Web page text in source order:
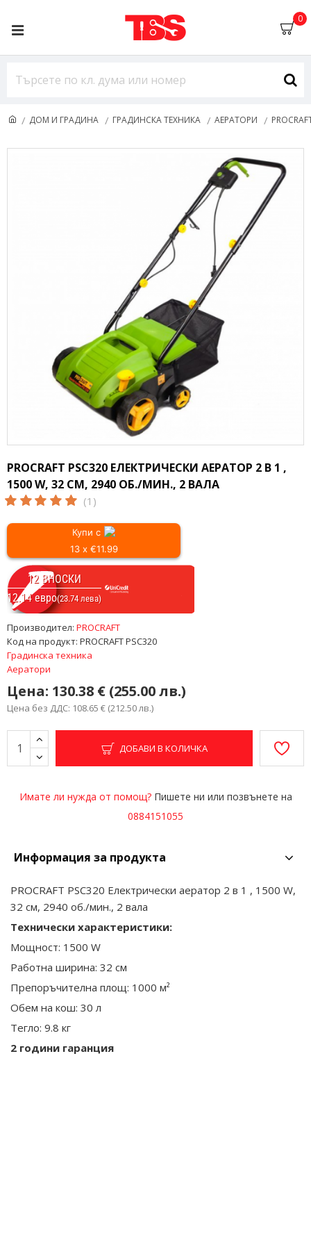
0
ДОМ И ГРАДИНА ГРАДИНСКА ТЕХНИКА АЕРАТОРИ
PROCRAFT PSC320 ЕЛЕКТРИЧЕСКИ АЕРАТОР 2 В 1 ,
1500 W, 32 СМ, 2940 ОБ./МИН., 2 ВАЛА
(1)
Цена: 130.38 € (255.00 лв.)
Цена без ДДС: 108.65 € (212.50 лв.)
Производител: PROCRAFT
Код на продукт: PROCRAFT PSC320
Градинска техника
Аератори
ДОБАВИ В КОЛИЧКА
Купи с
13 x €11.99
12 ВНОСКИ
12.14 евро(23.74 лева)
Имате ли нужда от помощ?Пишете ни или позвънете на
0884151055
Информация за продукта
PROCRAFT PSC320 Електрически аератор 2 в 1 , 1500 W,
32 см, 2940 об./мин., 2 вала
Технически характеристики:
Мощност: 1500 W
Работна ширина: 32 см
Препоръчителна площ: 1000 м²
Обем на кош: 30 л
Тегло: 9.8 кг
2 години гаранция